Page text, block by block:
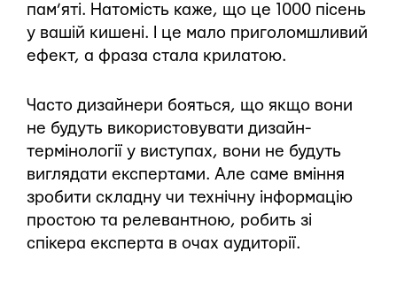
пам’яті. Натомість каже, що це 1000 пісень
у вашій кишені. І це мало приголомшливий
ефект, а фраза стала крилатою.
Часто дизайнери бояться, що якщо вони
не будуть використовувати дизайн-
термінології у виступах, вони не будуть
виглядати експертами. Але саме вміння
зробити складну чи технічну інформацію
простою та релевантною, робить зі
спікера експерта в очах аудиторії.